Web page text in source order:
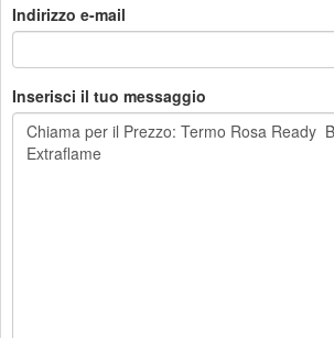
Indirizzo e-mail
Inserisci il tuo messaggio